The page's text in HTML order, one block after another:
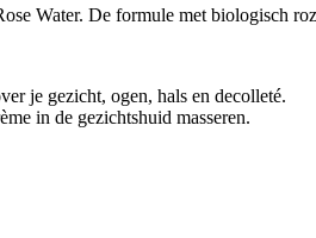
Water. De formule met biologisch
je gezicht, ogen, hals en decolleté.
in de gezichtshuid masseren.